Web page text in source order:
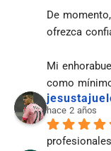
De
ofrezca
Mi
como
hace 2 años